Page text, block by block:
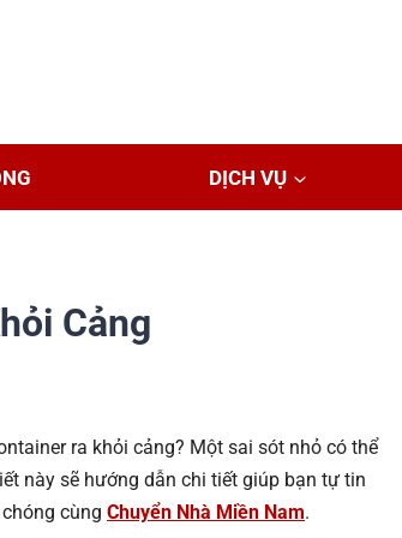
DỊCH VỤ
Cảng
ra khỏi cảng? Một sai sót nhỏ có thể
này sẽ hướng dẫn chi tiết giúp bạn tự tin
cùng Chuyển Nhà Miền Nam.